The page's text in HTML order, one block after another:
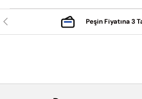
Önceki Peşin Fiyatına 3